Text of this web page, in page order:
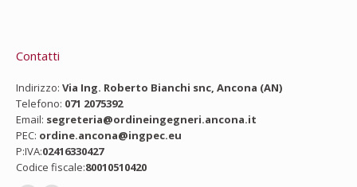
Contatti
Indirizzo: Via Ing. Roberto Bianchi snc, Ancona (AN)
Telefono: 071 2075392
Email: segreteria@ordineingegneri.ancona.it
PEC: ordine.ancona@ingpec.eu
P:IVA:02416330427
Codice fiscale:80010510420